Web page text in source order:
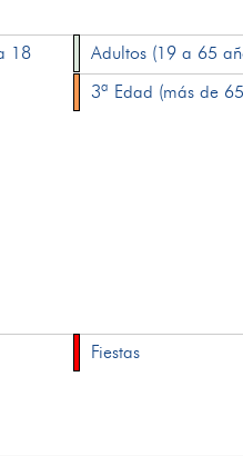
18
Adultos (19 a 65
3ª Edad (más de
Fiestas